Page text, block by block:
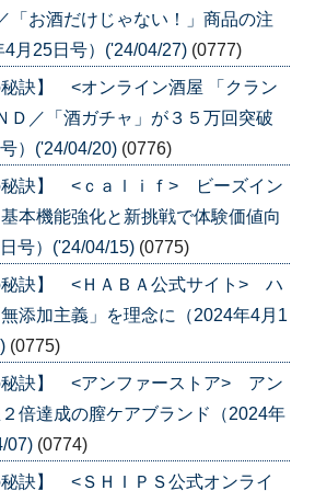
お酒だけじゃない！」商品の注
月25日号）('24/04/27) (0777)
秘訣】 <オンライン酒屋 「クラン
／「酒ガチャ」が３５万回突破
）('24/04/20) (0776)
秘訣】 <ｃａｌｉｆ> ビーズイン
本機能強化と新挑戦で体験価値向
号）('24/04/15) (0775)
秘訣】 <ＨＡＢＡ公式サイト> ハ
添加主義」を理念に（2024年4月1
(0775)
秘訣】 <アンファーストア> アン
倍達成の膣ケアブランド（2024年
07) (0774)
秘訣】 <ＳＨＩＰＳ公式オンライ